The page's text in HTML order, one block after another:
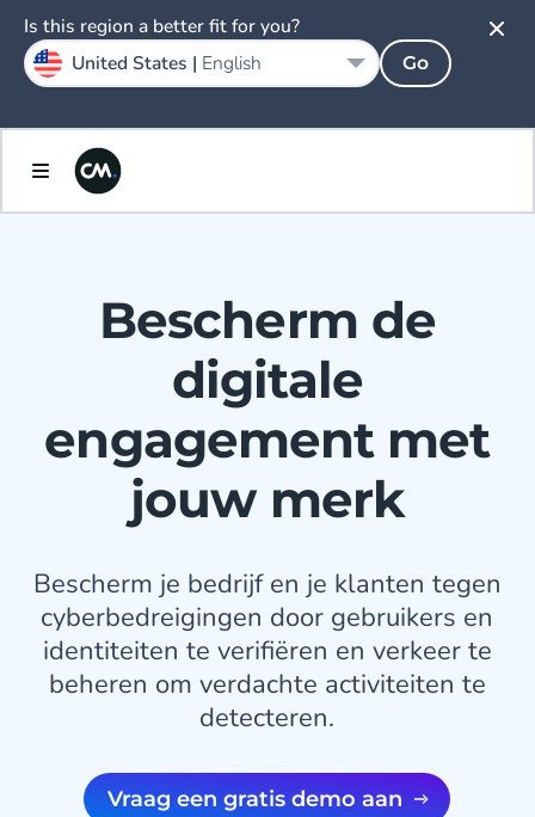
Bescherm de
digitale
engagement met
jouw merk
Bescherm je bedrijf en je klanten tegen
cyberbedreigingen door gebruikers en
identiteiten te verifiëren en verkeer te
beheren om verdachte activiteiten te
detecteren.
Vraag een gratis demo aan
Is this region a better fit for you?
United States | English Go